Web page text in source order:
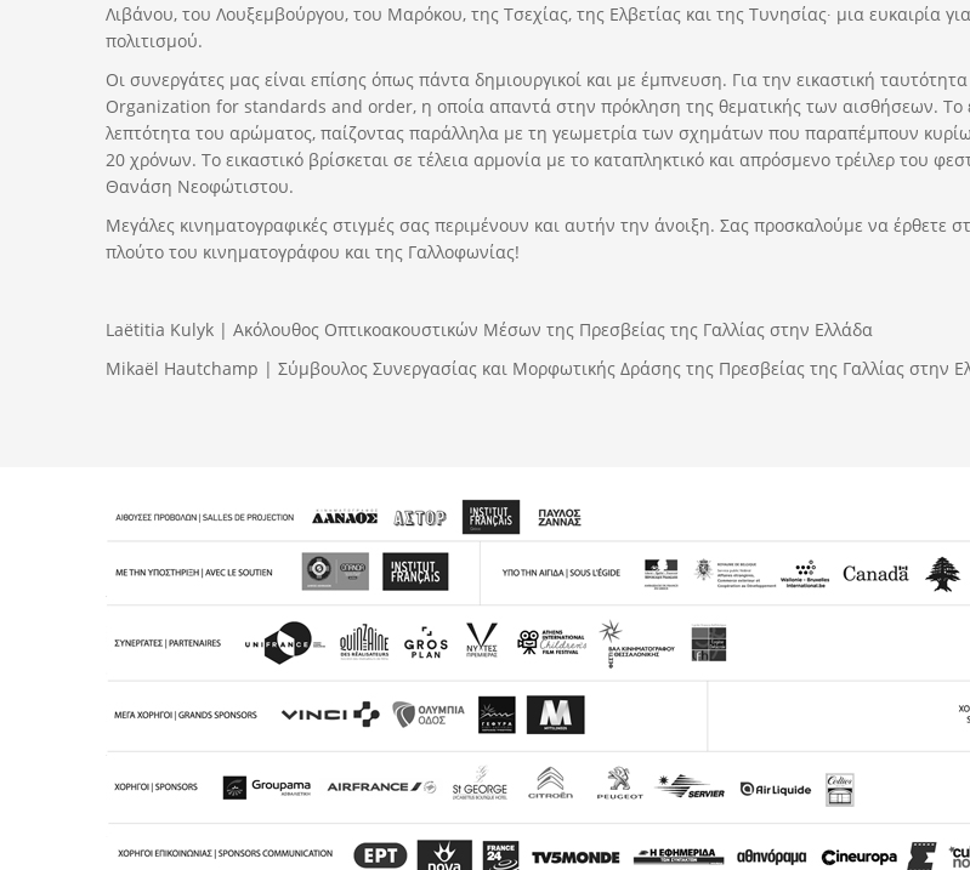
Λιβάνου, του Λουξεμβούργου, του Μαρόκου, της Τσεχίας, της Ελβετίας και της Τυνησίας∙ μια ευκαιρία
πολιτισμού.
Οι συνεργάτες μας είναι επίσης όπως πάντα δημιουργικοί και με έμπνευση. Για την εικαστική
Organization for standards and order, η οποία απαντά στην πρόκληση της θεματικής των αισθήσεων. Το
λεπτότητα του αρώματος, παίζοντας παράλληλα με τη γεωμετρία των σχημάτων που παραπέμπουν
20 χρόνων. Το εικαστικό βρίσκεται σε τέλεια αρμονία με το καταπληκτικό και απρόσμενο τρέιλερ του
Θανάση Νεοφώτιστου.
Μεγάλες κινηματογραφικές στιγμές σας περιμένουν και αυτήν την άνοιξη. Σας προσκαλούμε να έρθετε
πλούτο του κινηματογράφου και της Γαλλοφωνίας!
Laëtitia Kulyk | Ακόλουθος Οπτικοακουστικών Μέσων της Πρεσβείας της Γαλλίας στην Ελλάδα
Mikaël Hautchamp | Σύμβουλος Συνεργασίας και Μορφωτικής Δράσης της Πρεσβείας της Γαλλίας στην